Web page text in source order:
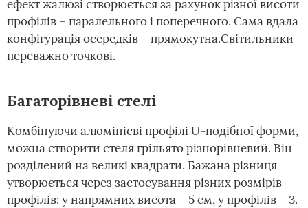
ефект жалюзі створюється за рахунок різної висоти
профілів – паралельного і поперечного. Сама вдала
конфігурація осередків – прямокутна.Світильники
переважно точкові.
Багаторівневі стелі
Комбінуючи алюмінієві профілі U-подібної форми,
можна створити стеля грільято різнорівневий. Він
розділений на великі квадрати. Бажана різниця
утворюється через застосування різних розмірів
профілів: у напрямних висота – 5 см, у профілів – 3.